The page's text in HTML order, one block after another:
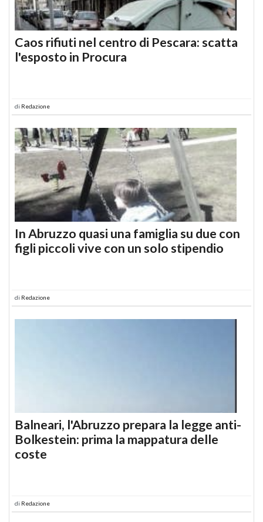
Caos rifiuti nel centro di Pescara: scatta
l'esposto in Procura
di Redazione
In Abruzzo quasi una famiglia su due con
figli piccoli vive con un solo stipendio
di Redazione
Balneari, l'Abruzzo prepara la legge anti-
Bolkestein: prima la mappatura delle
coste
di Redazione